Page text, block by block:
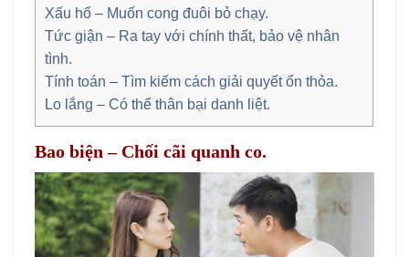
Xấu hổ – Muốn cong đuôi bỏ chạy.
Tức giận – Ra tay với chính thất, bảo vệ nhân
tình.
Tính toán – Tìm kiếm cách giải quyết ổn thỏa.
Lo lắng – Có thể thân bại danh liệt.
Bao biện – Chối cãi quanh co.